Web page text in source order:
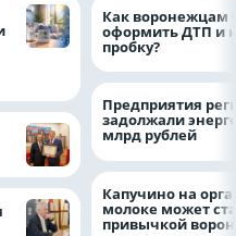
Как воронежцам
оформить ДТП и
пробку?
Предприятия
задолжали
млрд рублей
Капучино на
молоке может
привычкой